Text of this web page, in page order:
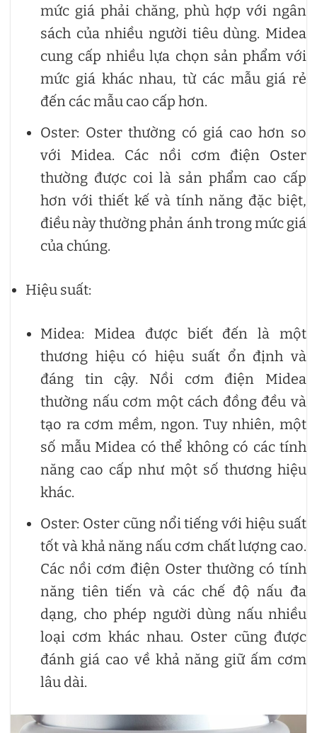
mức giá phải chăng, phù hợp với ngân
sách của nhiều người tiêu dùng. Midea
cung cấp nhiều lựa chọn sản phẩm với
mức giá khác nhau, từ các mẫu giá rẻ
đến các mẫu cao cấp hơn.
Oster: Oster thường có giá cao hơn so
với Midea. Các nồi cơm điện Oster
thường được coi là sản phẩm cao cấp
hơn với thiết kế và tính năng đặc biệt,
điều này thường phản ánh trong mức giá
của chúng.
Hiệu suất:
Midea: Midea được biết đến là một
thương hiệu có hiệu suất ổn định và
đáng tin cậy. Nồi cơm điện Midea
thường nấu cơm một cách đồng đều và
tạo ra cơm mềm, ngon. Tuy nhiên, một
số mẫu Midea có thể không có các tính
năng cao cấp như một số thương hiệu
khác.
Oster: Oster cũng nổi tiếng với hiệu suất
tốt và khả năng nấu cơm chất lượng cao.
Các nồi cơm điện Oster thường có tính
năng tiên tiến và các chế độ nấu đa
dạng, cho phép người dùng nấu nhiều
loại cơm khác nhau. Oster cũng được
đánh giá cao về khả năng giữ ấm cơm
lâu dài.